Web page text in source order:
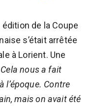
édition de la Coupe
s’était arrêtée
à Lorient. Une
Cela nous a fait
l’époque. Contre
mais on avait été